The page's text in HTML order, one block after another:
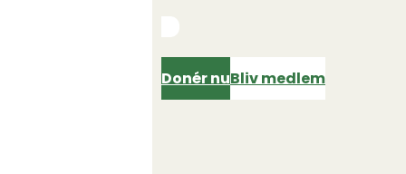
Donér nuBliv medlem